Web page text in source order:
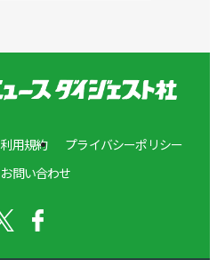
利用規約
プライバシーポリシー
お問い合わせ